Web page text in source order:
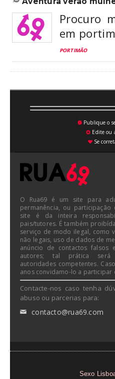
Procuro
em
PORTIMÃO
💥Publique o
⚙ Edite ou
♥Se
O Rua69 é um site para
permanência, ou participação
site é da inteira
pais/tutores. É também
serviço de modo ilegal, como
não legais, uso de dados de
anúncio de contactos
autores; tal prática será
autoridades competentes.
anos convidamo-lo a participar
Contacte-nos caso tenha
abuso ou parcerias para:
✉ contacto@rua69.com
Sexo